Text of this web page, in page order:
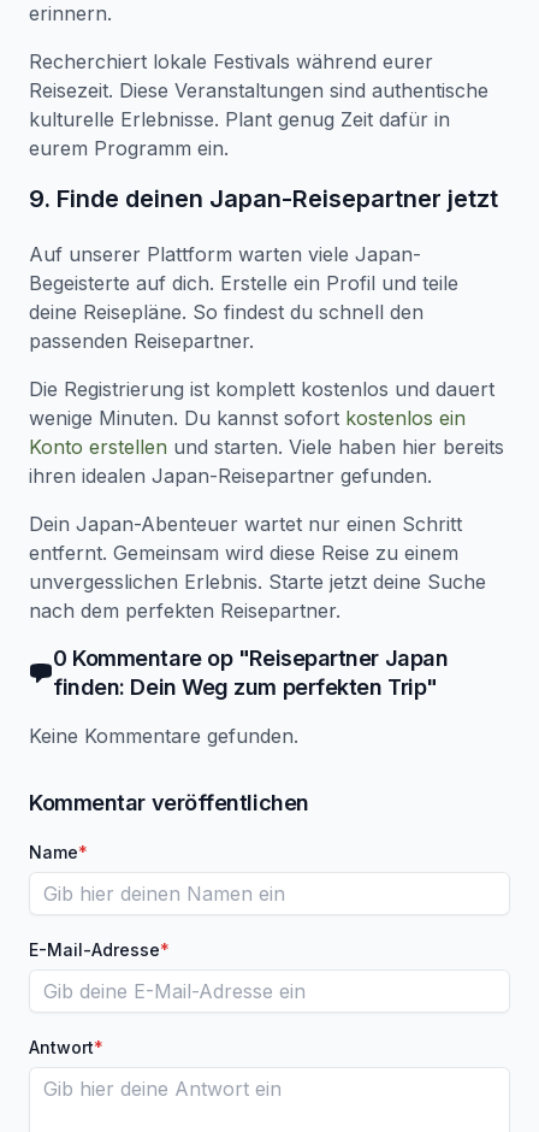
erinnern.
Recherchiert lokale Festivals während eurer
Reisezeit. Diese Veranstaltungen sind authentische
kulturelle Erlebnisse. Plant genug Zeit dafür in
eurem Programm ein.
9. Finde deinen Japan-Reisepartner jetzt
Auf unserer Plattform warten viele Japan-
Begeisterte auf dich. Erstelle ein Profil und teile
deine Reisepläne. So findest du schnell den
passenden Reisepartner.
Die Registrierung ist komplett kostenlos und dauert
wenige Minuten. Du kannst sofort kostenlos ein
Konto erstellen und starten. Viele haben hier bereits
ihren idealen Japan-Reisepartner gefunden.
Dein Japan-Abenteuer wartet nur einen Schritt
entfernt. Gemeinsam wird diese Reise zu einem
unvergesslichen Erlebnis. Starte jetzt deine Suche
nach dem perfekten Reisepartner.
0 Kommentare op "Reisepartner Japan
finden: Dein Weg zum perfekten Trip"
Keine Kommentare gefunden.
Kommentar veröffentlichen
Name*
E-Mail-Adresse*
Antwort*